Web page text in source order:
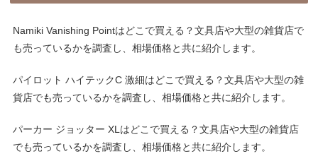
Namiki Vanishing Pointはどこで買える？文具店や大型の雑貨店で
も売っているかを調査し、相場価格と共に紹介します。
パイロット ハイテックC 激細はどこで買える？文具店や大型の雑
貨店でも売っているかを調査し、相場価格と共に紹介します。
パーカー ジョッター XLはどこで買える？文具店や大型の雑貨店
でも売っているかを調査し、相場価格と共に紹介します。